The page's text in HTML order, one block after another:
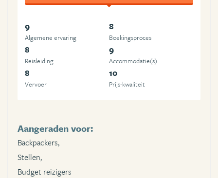
9
Algemene ervaring
8
Boekingsproces
8
Reisleiding
9
Accommodatie(s)
8
Vervoer
10
Prijs-kwaliteit
Aangeraden voor:
Backpackers,
Stellen,
Budget reizigers